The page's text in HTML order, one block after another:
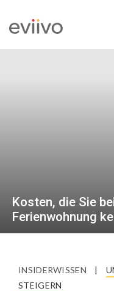
Kosten, die Sie
Ferienwohnung
INSIDERWISSEN |
STEIGERN